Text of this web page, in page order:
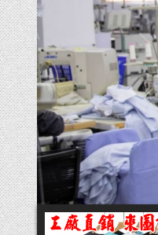
Skip
to
content